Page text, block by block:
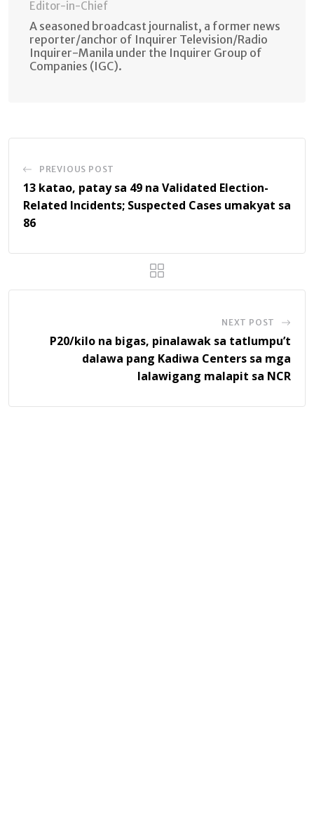
Editor-in-Chief
A seasoned broadcast journalist, a former news
reporter/anchor of Inquirer Television/Radio
Inquirer-Manila under the Inquirer Group of
Companies (IGC).
PREVIOUS POST
13 katao, patay sa 49 na Validated Election-
Related Incidents; Suspected Cases umakyat sa
86
NEXT POST
P20/kilo na bigas, pinalawak sa tatlumpu’t
dalawa pang Kadiwa Centers sa mga
lalawigang malapit sa NCR